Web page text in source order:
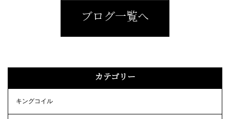
ブログ一覧へ
カテゴリー
キングコイル